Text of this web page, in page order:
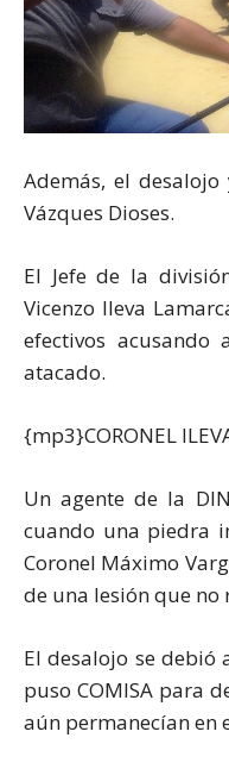
Además, el
Vázques Dioses.
El Jefe de la
Vicenzo Ileva
efectivos acusando
atacado.
{mp3}CORONEL
Un agente de la
cuando una piedra
Coronel Máximo
de una lesión que
El desalojo se
puso COMISA para
aún permanecían en